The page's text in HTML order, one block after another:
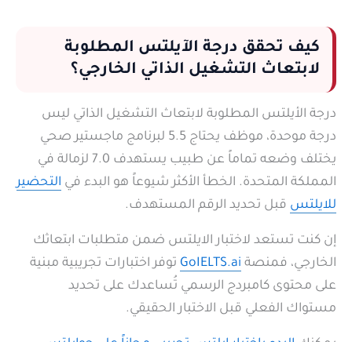
كيف تحقق درجة الآيلتس المطلوبة
لابتعاث التشغيل الذاتي الخارجي؟
درجة الأيلتس المطلوبة لابتعاث التشغيل الذاتي ليس
درجة موحدة، موظف يحتاج 5.5 لبرنامج ماجستير صحي
يختلف وضعه تماماً عن طبيب يستهدف 7.0 لزمالة في
المملكة المتحدة. الخطأ الأكثر شيوعاً هو البدء في التحضير
للايلتس قبل تحديد الرقم المستهدف.
إن كنت تستعد لاختبار الايلتس ضمن متطلبات ابتعاثك
الخارجي، فمنصة GoIELTS.ai توفر اختبارات تجريبية مبنية
على محتوى كامبردج الرسمي تُساعدك على تحديد
مستواك الفعلي قبل الاختبار الحقيقي.